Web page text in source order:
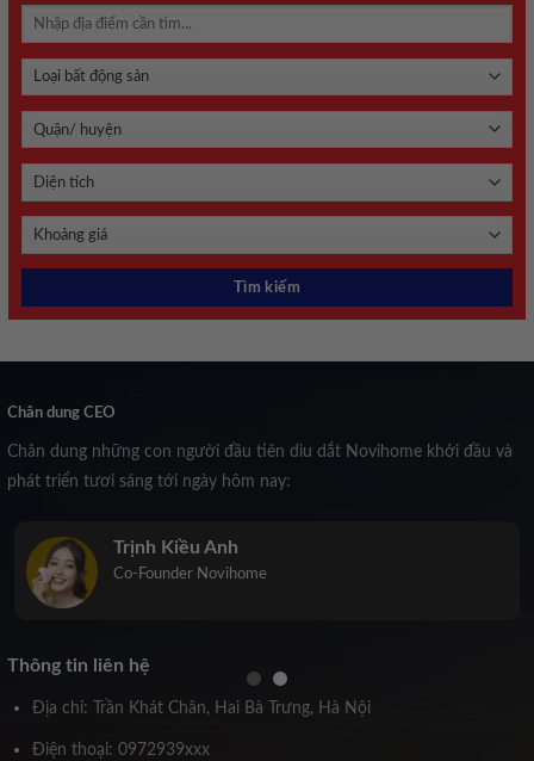
Chân dung CEO
Chân dung những con người đầu tiên dìu dắt Novihome khởi đầu và
phát triển tươi sáng tới ngày hôm nay:
Trịnh Kiều Anh
Co-Founder Novihome
Thông tin liên hệ
Địa chỉ: Trần Khát Chân, Hai Bà Trưng, Hà Nội
Điện thoại: 0972939xxx